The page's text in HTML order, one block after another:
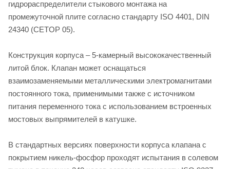
гидрораспределители стыкового монтажа на
промежуточной плите согласно стандарту ISO 4401, DIN
24340 (CETOP 05).
Конструкция корпуса – 5-камерный высококачественный
литой блок. Клапан может оснащаться
взаимозаменяемыми металлическими электромагнитами
постоянного тока, применимыми также с источником
питания переменного тока с использованием встроенных
мостовых выпрямителей в катушке.
В стандартных версиях поверхности корпуса клапана с
покрытием никель-фосфор проходят испытания в солевом